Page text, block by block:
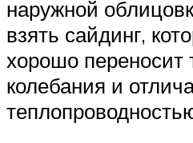
наружной
взять сайдинг,
хорошо переносит
колебания и